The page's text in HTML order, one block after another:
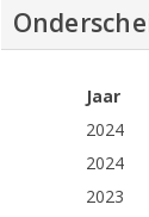
Jaar
2024
2024
2023